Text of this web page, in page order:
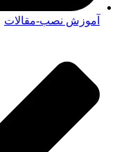
آموزش نصب-مقالات